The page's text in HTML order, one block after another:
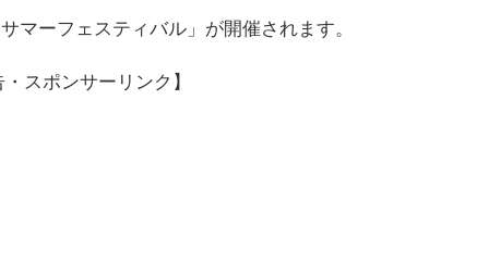
マーフェスティバル」が開催されます。
スポンサーリンク】